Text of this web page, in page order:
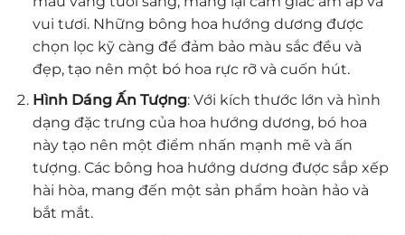
vui tươi. Những bông hoa hướng dương được
chọn lọc kỹ càng để đảm bảo màu sắc đều và
đẹp, tạo nên một bó hoa rực rỡ và cuốn hút.
Hình Dáng Ấn Tượng: Với kích thước lớn và hình
dạng đặc trưng của hoa hướng dương, bó hoa
này tạo nên một điểm nhấn mạnh mẽ và ấn
tượng. Các bông hoa hướng dương được sắp xếp
hài hòa, mang đến một sản phẩm hoàn hảo và
bắt mắt.